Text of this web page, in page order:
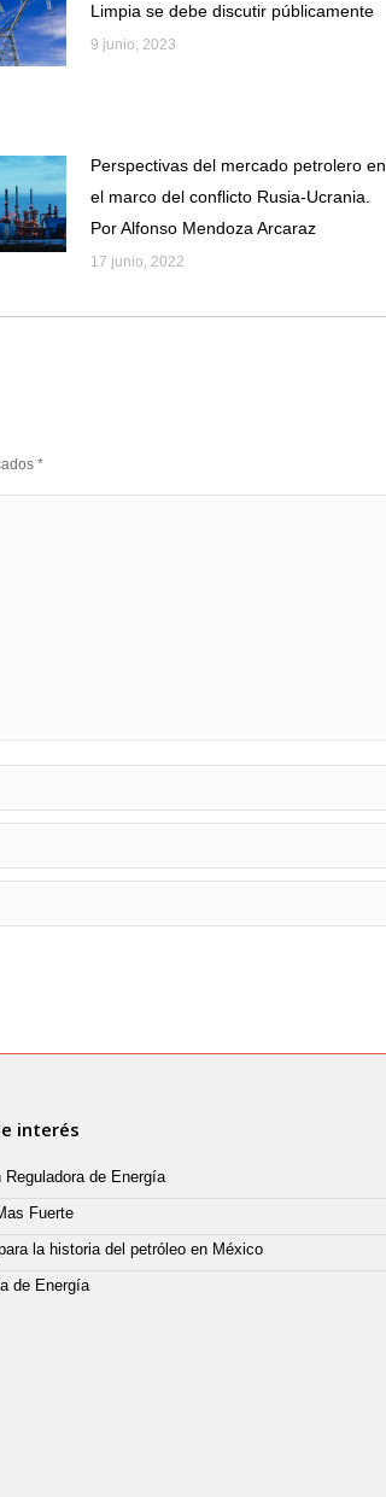
Limpia se debe discutir públicamente
9 junio, 2023
Perspectivas del mercado petrolero en
el marco del conflicto Rusia-Ucrania.
Por Alfonso Mendoza Arcaraz
17 junio, 2022
*
interés
Reguladora de Energía
Fuerte
la historia del petróleo en México
de Energía